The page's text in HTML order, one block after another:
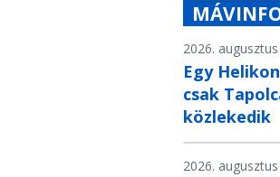
2026.
Egy
csak
közlekedik
2026.